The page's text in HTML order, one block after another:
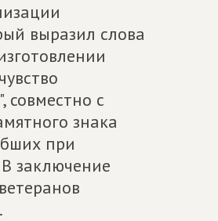
выразил слова
совместно с
знака
при
заключение